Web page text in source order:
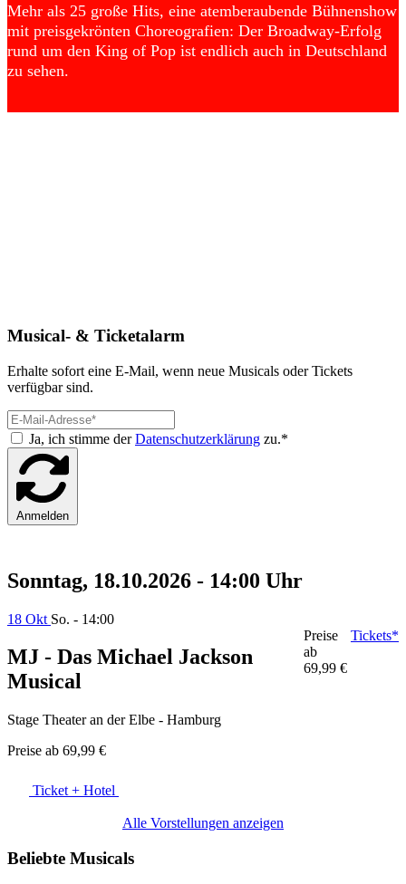
Mehr als 25 große Hits, eine atemberaubende Bühnenshow
mit preisgekrönten Choreografien: Der Broadway-Erfolg
rund um den King of Pop ist endlich auch in Deutschland
zu sehen.
Musical- & Ticketalarm
Erhalte sofort eine E-Mail, wenn neue Musicals oder Tickets
verfügbar sind.
Ja, ich stimme derDatenschutzerklärung zu.*
Anmelden
Sonntag, 18.10.2026 - 14:00 Uhr
18 Okt So. - 14:00
MJ - Das Michael Jackson
Musical
Stage Theater an der Elbe - Hamburg
Preise ab 69,99 €
Preise
ab
69,99 €
Tickets*
Ticket + Hotel
Alle Vorstellungen anzeigen
Beliebte Musicals